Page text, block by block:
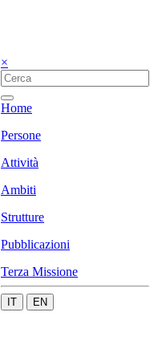
×
Home
Persone
Attività
Ambiti
Strutture
Pubblicazioni
Terza Missione
IT EN